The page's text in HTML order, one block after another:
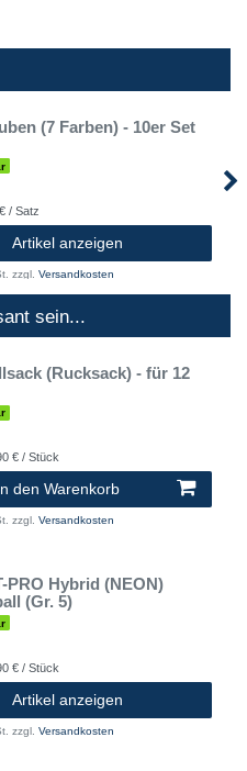
(7 Farben) - 10er Set
/ Satz
Artikel anzeigen
zzgl. Versandkosten
sein...
(Rucksack) - für 12
€ / Stück
den Warenkorb
zzgl. Versandkosten
PRO Hybrid (NEON)
(Gr. 5)
€ / Stück
Artikel anzeigen
zzgl. Versandkosten